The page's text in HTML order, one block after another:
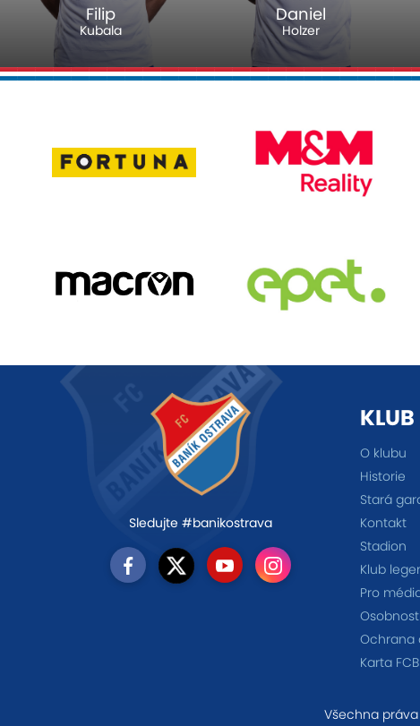
Filip
Kubala
Daniel
Holzer
Sledujte #banikostrava
KLUB
O klubu
Historie
Stará
Kontakt
Stadion
Klub
Pro
Ochrana
Karta FCB
Všechna